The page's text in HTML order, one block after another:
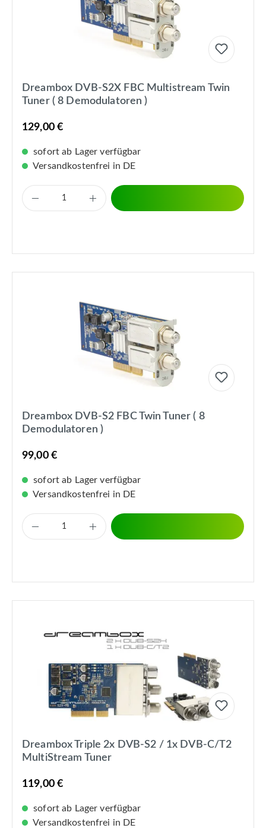
Dreambox DVB-S2X FBC Multistream Twin
Tuner ( 8 Demodulatoren )
129,00 €
sofort ab Lager verfügbar
Versandkostenfrei in DE
Dreambox DVB-S2 FBC Twin Tuner ( 8
Demodulatoren )
99,00 €
sofort ab Lager verfügbar
Versandkostenfrei in DE
Dreambox Triple 2x DVB-S2 / 1x DVB-C/T2
MultiStream Tuner
119,00 €
sofort ab Lager verfügbar
Versandkostenfrei in DE